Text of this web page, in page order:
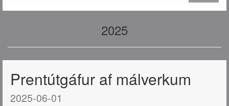
2025
Prentútgáfur af málverkum
2025-06-01